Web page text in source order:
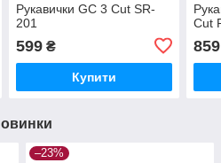
Рукавички GC 3 Cut SR-
201
599₴
Купити
Cut
859
–23%